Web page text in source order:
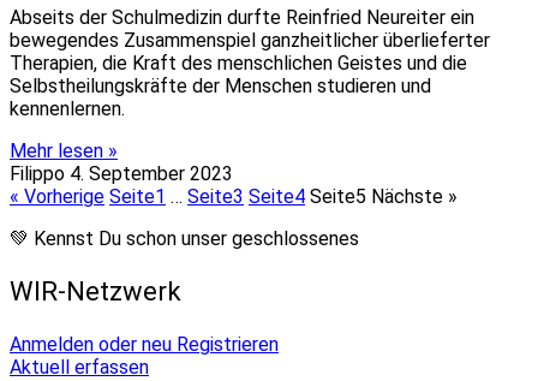
Abseits der Schulmedizin durfte Reinfried Neureiter ein
bewegendes Zusammenspiel ganzheitlicher überlieferter
Therapien, die Kraft des menschlichen Geistes und die
Selbstheilungskräfte der Menschen studieren und
kennenlernen.
Mehr lesen »
Filippo 4. September 2023
« Vorherige Seite1 … Seite3 Seite4 Seite5 Nächste »
💚 Kennst Du schon unser geschlossenes
WIR-Netzwerk
Anmelden oder neu Registrieren
Aktuell erfassen